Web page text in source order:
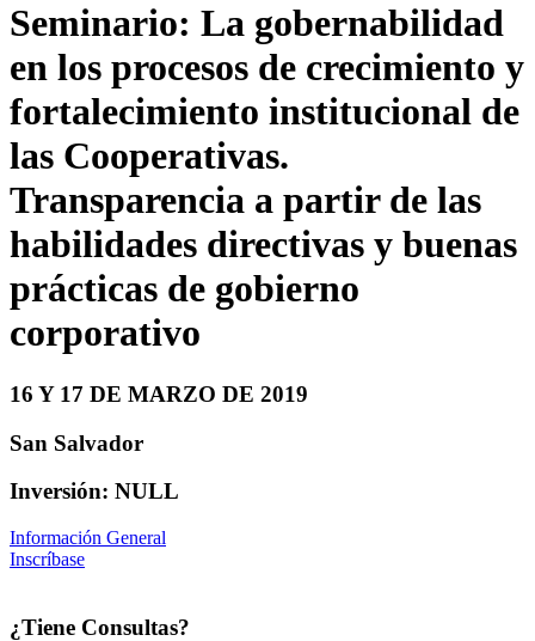
Seminario: La gobernabilidad
en los procesos de crecimiento y
fortalecimiento institucional de
las Cooperativas.
Transparencia a partir de las
habilidades directivas y buenas
prácticas de gobierno
corporativo
16 Y 17 DE MARZO DE 2019
San Salvador
Inversión: NULL
Información General
Inscríbase
¿Tiene Consultas?